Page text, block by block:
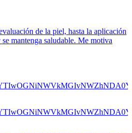
de la piel, hasta la aplicación
mantenga saludable. Me motiva